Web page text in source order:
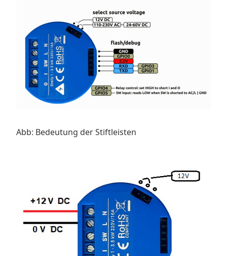
Abb: Bedeutung der Stiftleisten